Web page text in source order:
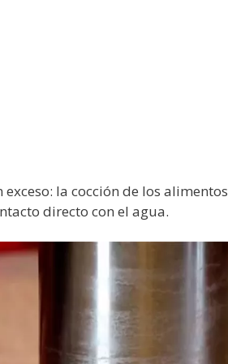
la cocción de los alimentos
directo con el agua.